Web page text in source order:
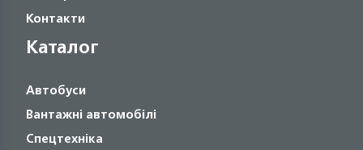
Контакти
Каталог
Автобуси
Вантажні автомобілі
Спецтехніка